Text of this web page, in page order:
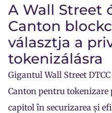
A Wall Street
Canton
választja a
tokenizálásra
Gigantul Wall Street
Canton pentru
capitol în securizarea și